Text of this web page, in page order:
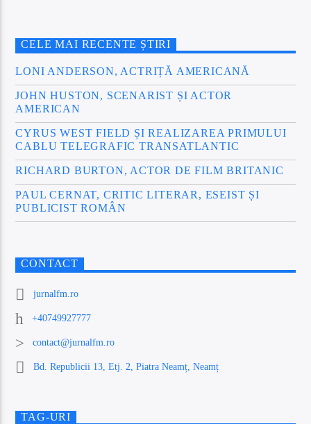
CELE MAI RECENTE ȘTIRI
LONI ANDERSON, ACTRIȚĂ AMERICANĂ
JOHN HUSTON, SCENARIST ȘI ACTOR
AMERICAN
CYRUS WEST FIELD ȘI REALIZAREA PRIMULUI
CABLU TELEGRAFIC TRANSATLANTIC
RICHARD BURTON, ACTOR DE FILM BRITANIC
PAUL CERNAT, CRITIC LITERAR, ESEIST ȘI
PUBLICIST ROMÂN
CONTACT
jurnalfm.ro
+40749927777
contact@jurnalfm.ro
Bd. Republicii 13, Etj. 2, Piatra Neamț, Neamț
TAG-URI